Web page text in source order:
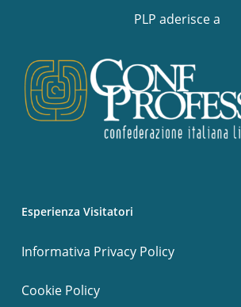
PLP aderisce a
Esperienza Visitatori
Informativa Privacy Policy
Cookie Policy